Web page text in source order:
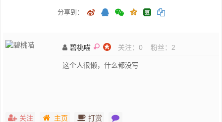
分享到：
碧桃喵 关注： 0 粉丝： 2
这个人很懒，什么都没写
关注 主页 打赏